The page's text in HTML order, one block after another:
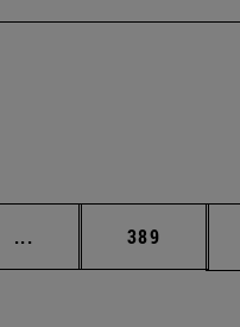
... Páginas intermedias
Página
389